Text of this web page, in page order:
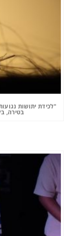
"לכידת יתושות
בטירה,